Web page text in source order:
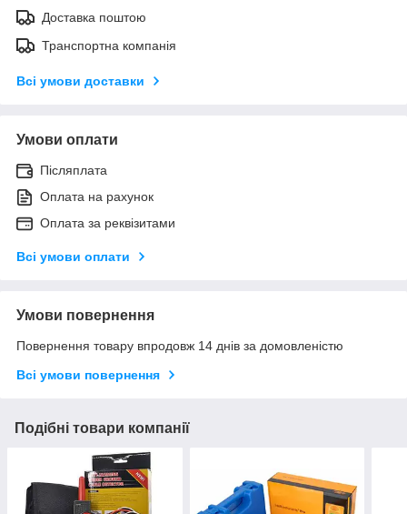
Доставка поштою
Транспортна компанія
Всі умови доставки
Умови оплати
Післяплата
Оплата на рахунок
Оплата за реквізитами
Всі умови оплати
Умови повернення
Повернення товару впродовж 14 днів за домовленістю
Всі умови повернення
Подібні товари компанії